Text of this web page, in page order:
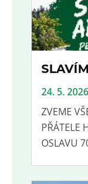
24. 5.
ZVEME
PŘÁTELE
OSLAVU